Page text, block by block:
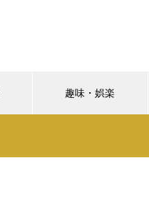
趣味・娯楽